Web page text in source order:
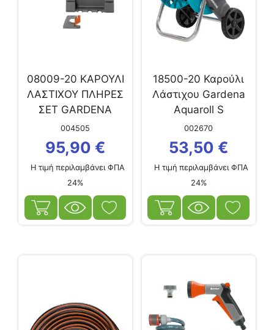
08009-20 ΚΑΡΟΥΛΙ
ΛΑΣΤΙΧΟΥ ΠΛΗΡΕΣ
ΣΕΤ GARDENA
CLASSIC 20M
004505
95,90 €
Η τιμή περιλαμβάνει ΦΠΑ
24%
18500-20 Καρούλι
Λάστιχου Gardena
Aquaroll S
002670
53,50 €
Η τιμή περιλαμβάνει ΦΠΑ
24%